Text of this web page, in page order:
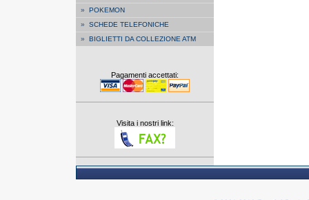
» POKEMON
» SCHEDE TELEFONICHE
» BIGLIETTI DA COLLEZIONE ATM
Pagamenti accettati:
Visita i nostri link: